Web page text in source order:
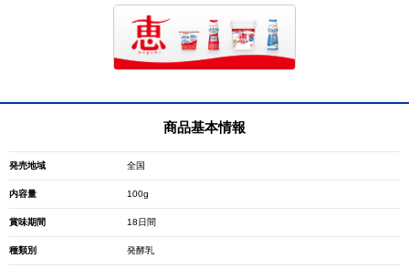
商品基本情報
発売地域 全国
内容量 100g
賞味期間 18日間
種類別 発酵乳